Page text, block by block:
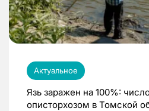
Актуальное
Язь заражен на 100%:
описторхозом в Томской